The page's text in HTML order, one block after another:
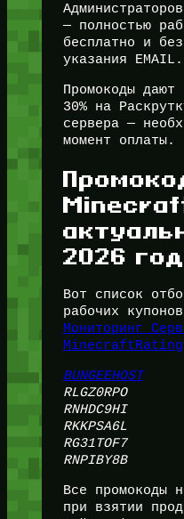
— полностью
бесплатно и
указания EMAIL.
Промокоды дают
30% на
сервера —
момент оплаты.
2026 год
Вот список
рабочих
Мониторинг
MinecraftRating
BUNGEEHOST
RLGZ0RPO
RNHDC9HI
RKKPSA6L
RG31TOF7
RNPIBY8B
Все промокоды
при взятии